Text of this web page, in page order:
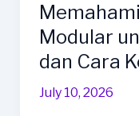
Modular
dan Cara
July 10, 2026